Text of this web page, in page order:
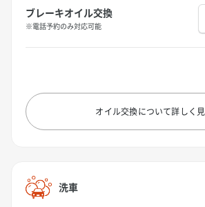
ブレーキオイル交換
※電話予約のみ対応可能
オイル交換について詳しく
洗車